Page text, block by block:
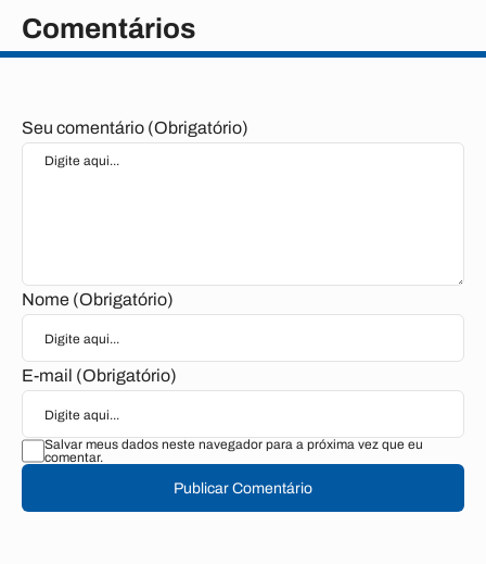
Comentários
Seu comentário (Obrigatório)
Nome (Obrigatório)
E-mail (Obrigatório)
Salvar meus dados neste navegador para a próxima vez que eu
comentar.
Publicar Comentário